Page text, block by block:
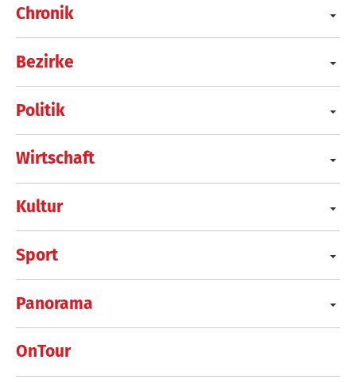
Chronik
Bezirke
Politik
Wirtschaft
Kultur
Sport
Panorama
OnTour